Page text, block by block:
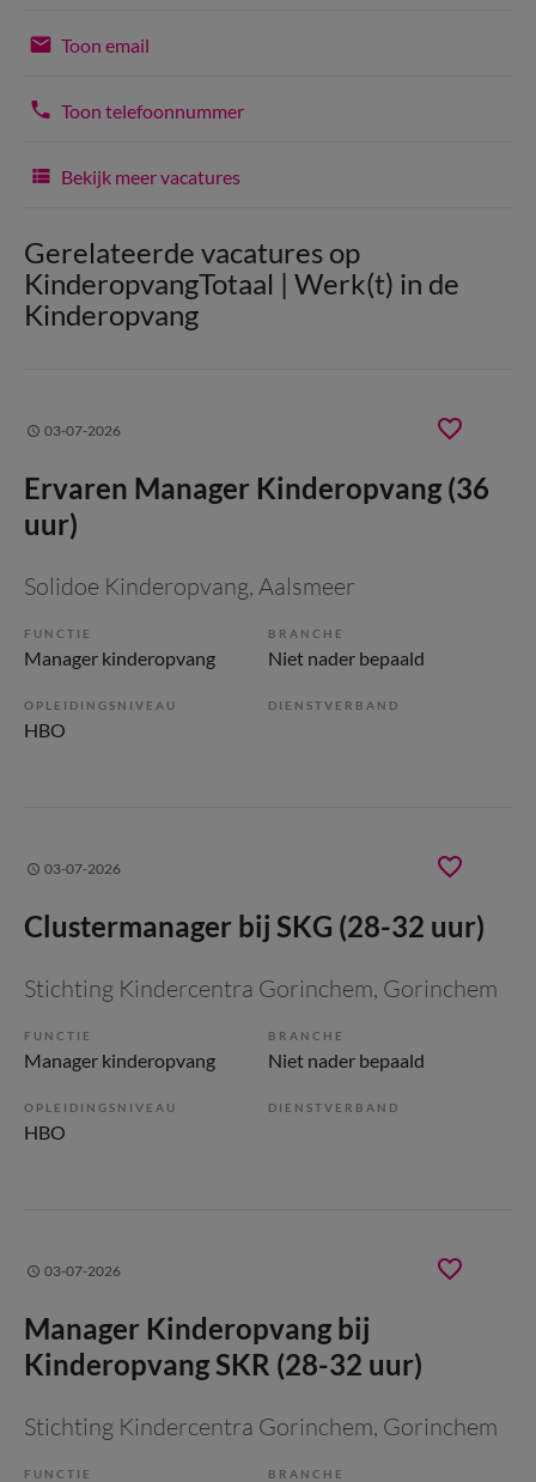
Toon email
Toon telefoonnummer
Bekijk meer vacatures
Gerelateerde vacatures op
KinderopvangTotaal | Werk(t) in de
Kinderopvang
03-07-2026
Ervaren Manager Kinderopvang (36
uur)
Solidoe Kinderopvang, Aalsmeer
FUNCTIE
Manager kinderopvang
BRANCHE
Niet nader bepaald
OPLEIDINGSNIVEAU
HBO
DIENSTVERBAND
03-07-2026
Clustermanager bij SKG (28-32 uur)
Stichting Kindercentra Gorinchem, Gorinchem
FUNCTIE
Manager kinderopvang
BRANCHE
Niet nader bepaald
OPLEIDINGSNIVEAU
HBO
DIENSTVERBAND
03-07-2026
Manager Kinderopvang bij
Kinderopvang SKR (28-32 uur)
Stichting Kindercentra Gorinchem, Gorinchem
FUNCTIE BRANCHE